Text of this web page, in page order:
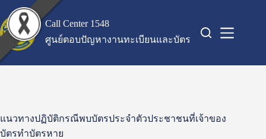
content
Call Center 1548
ศูนย์ตอบปัญหางานทะเบียนและบัตร
แนวทางปฏิบัติกรณีพบบัตรประจำตัวประชาชนที่เจ้าของ
บัตรทำบัตรหาย